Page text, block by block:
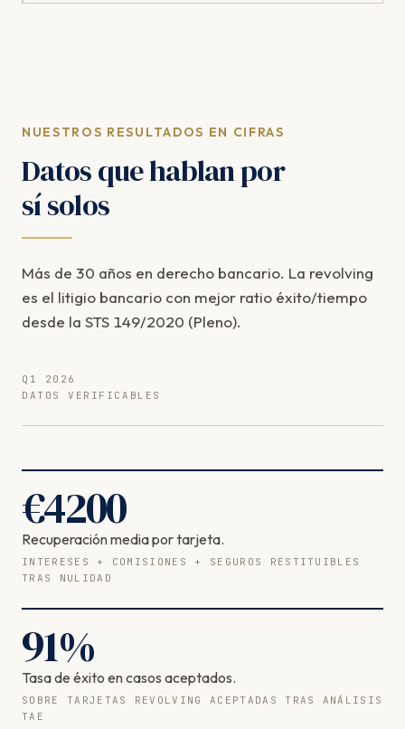
NUESTROS RESULTADOS EN CIFRAS
Datos que hablan por
sí solos
Más de 30 años en derecho bancario. La revolving
es el litigio bancario con mejor ratio éxito/tiempo
desde la STS 149/2020 (Pleno).
Q1 2026
DATOS VERIFICABLES
€4200
Recuperación media por tarjeta.
INTERESES + COMISIONES + SEGUROS RESTITUIBLES
TRAS NULIDAD
91%
Tasa de éxito en casos aceptados.
SOBRE TARJETAS REVOLVING ACEPTADAS TRAS ANÁLISIS
TAE